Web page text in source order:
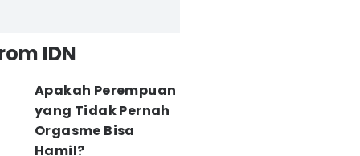
IDN
Apakah Perempuan
yang Tidak Pernah
Orgasme Bisa
Hamil?